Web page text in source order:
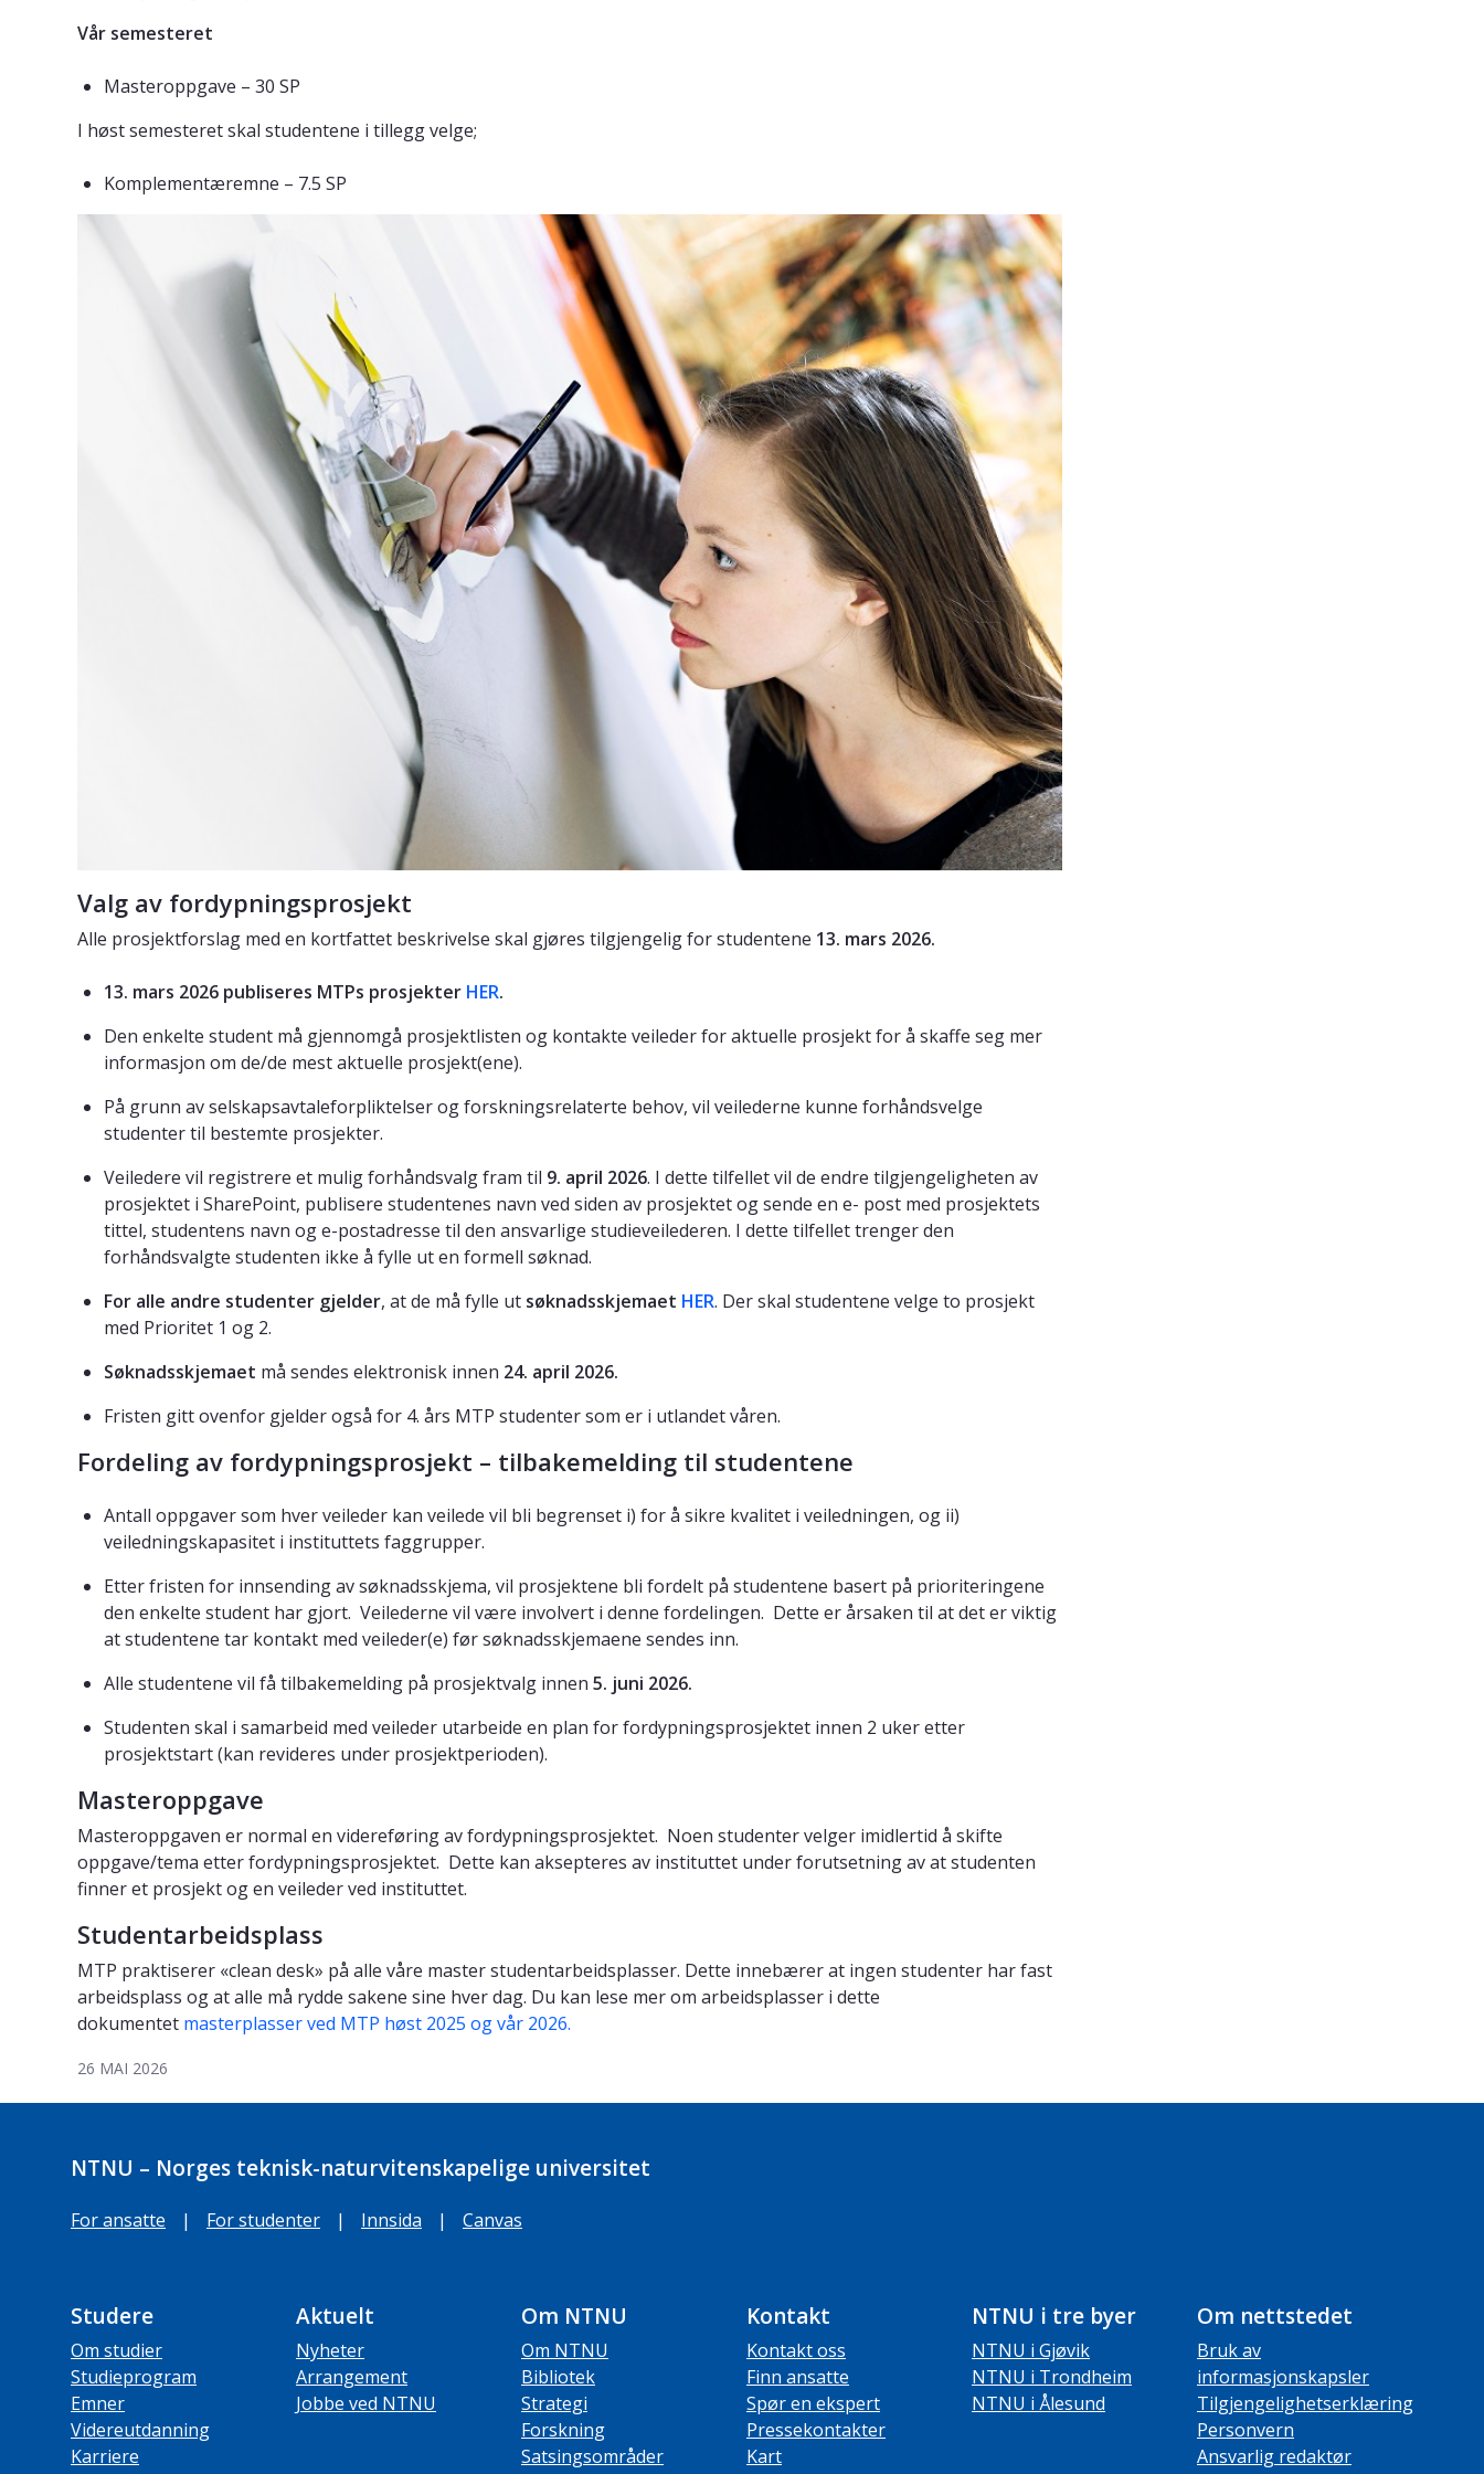
Vår semesteret
Masteroppgave – 30 SP
I høst semesteret skal studentene i tillegg velge;
Komplementæremne – 7.5 SP
Valg av fordypningsprosjekt
Alle prosjektforslag med en kortfattet beskrivelse skal gjøres tilgjengelig for studentene 13. mars 2026.
13. mars 2026 publiseres MTPs prosjekter HER.
Den enkelte student må gjennomgå prosjektlisten og kontakte veileder for aktuelle prosjekt for å skaffe seg mer
informasjon om de/de mest aktuelle prosjekt(ene).
På grunn av selskapsavtaleforpliktelser og forskningsrelaterte behov, vil veilederne kunne forhåndsvelge
studenter til bestemte prosjekter.
Veiledere vil registrere et mulig forhåndsvalg fram til 9. april 2026. I dette tilfellet vil de endre tilgjengeligheten av
prosjektet i SharePoint, publisere studentenes navn ved siden av prosjektet og sende en e- post med prosjektets
tittel, studentens navn og e-postadresse til den ansvarlige studieveilederen. I dette tilfellet trenger den
forhåndsvalgte studenten ikke å fylle ut en formell søknad.
For alle andre studenter gjelder, at de må fylle ut søknadsskjemaet HER. Der skal studentene velge to prosjekt
med Prioritet 1 og 2.
Søknadsskjemaet må sendes elektronisk innen 24. april 2026.
Fristen gitt ovenfor gjelder også for 4. års MTP studenter som er i utlandet våren.
Fordeling av fordypningsprosjekt – tilbakemelding til studentene
Antall oppgaver som hver veileder kan veilede vil bli begrenset i) for å sikre kvalitet i veiledningen, og ii)
veiledningskapasitet i instituttets faggrupper.
Etter fristen for innsending av søknadsskjema, vil prosjektene bli fordelt på studentene basert på prioriteringene
den enkelte student har gjort. Veilederne vil være involvert i denne fordelingen. Dette er årsaken til at det er viktig
at studentene tar kontakt med veileder(e) før søknadsskjemaene sendes inn.
Alle studentene vil få tilbakemelding på prosjektvalg innen 5. juni 2026.
Studenten skal i samarbeid med veileder utarbeide en plan for fordypningsprosjektet innen 2 uker etter
prosjektstart (kan revideres under prosjektperioden).
Masteroppgave
Masteroppgaven er normal en videreføring av fordypningsprosjektet. Noen studenter velger imidlertid å skifte
oppgave/tema etter fordypningsprosjektet. Dette kan aksepteres av instituttet under forutsetning av at studenten
finner et prosjekt og en veileder ved instituttet.
Studentarbeidsplass
MTP praktiserer «clean desk» på alle våre master studentarbeidsplasser. Dette innebærer at ingen studenter har fast
arbeidsplass og at alle må rydde sakene sine hver dag. Du kan lese mer om arbeidsplasser i dette
dokumentet masterplasser ved MTP høst 2025 og vår 2026.
26 MAI 2026
NTNU – Norges teknisk-naturvitenskapelige universitet
For ansatte | For studenter | Innsida | Canvas
Studere
Om studier
Studieprogram
Emner
Videreutdanning
Karriere
Aktuelt
Nyheter
Arrangement
Jobbe ved NTNU
Om NTNU
Om NTNU
Bibliotek
Strategi
Forskning
Satsingsområder
Kontakt
Kontakt oss
Finn ansatte
Spør en ekspert
Pressekontakter
Kart
NTNU i tre byer
NTNU i Gjøvik
NTNU i Trondheim
NTNU i Ålesund
Om nettstedet
Bruk av
informasjonskapsler
Tilgjengelighetserklæring
Personvern
Ansvarlig redaktør